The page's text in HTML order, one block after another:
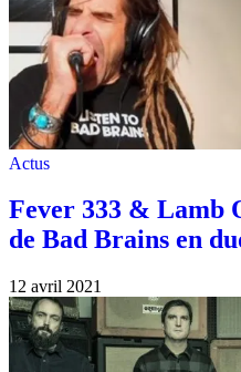
Actus
Fever 333 & Lamb
de Bad Brains en
12 avril 2021